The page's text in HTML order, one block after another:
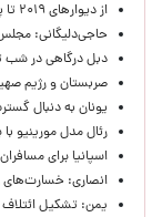
از دیوارهای ۲۰۱۹ تا پیمان مکه
حاجی‌دلیگانی:
دبل درگاهی در شب
صربستان و رژیم
یونان به دنبال
رئال مدل مورینیو
اسپانیا برای
انصاری:
یمن: تشکیل